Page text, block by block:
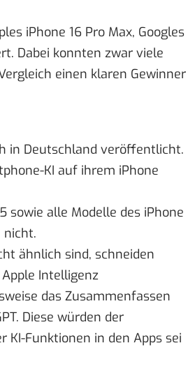
iPhone 16 Pro Max, Googles
Dabei konnten zwar viele
einen klaren Gewinner
in Deutschland veröffentlicht.
KI auf ihrem iPhone
sowie alle Modelle des iPhone
nicht.
ähnlich sind, schneiden
Intelligenz
das Zusammenfassen
Diese würden der
KI-Funktionen in den Apps sei